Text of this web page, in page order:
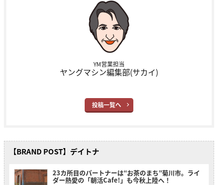
YM営業担当
ヤングマシン編集部(サカイ)
投稿一覧へ
【BRAND POST】デイトナ
23カ所目のパートナーは“お茶のまち”菊川市。ライ
ダー熱愛の「朝活Cafe!」も今秋上陸へ！